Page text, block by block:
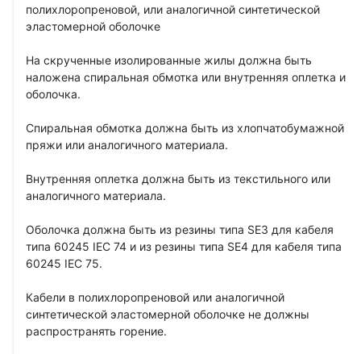
полихлоропреновой, или аналогичной синтетической
эластомерной оболочке
На скрученные изолированные жилы должна быть
наложена спиральная обмотка или внутренняя оплетка и
оболочка.
Спиральная обмотка должна быть из хлопчатобумажной
пряжи или аналогичного материала.
Внутренняя оплетка должна быть из текстильного или
аналогичного материала.
Оболочка должна быть из резины типа SE3 для кабеля
типа 60245 IEC 74 и из резины типа SE4 для кабеля типа
60245 IEC 75.
Кабели в полихлоропреновой или аналогичной
синтетической эластомерной оболочке не должны
распространять горение.